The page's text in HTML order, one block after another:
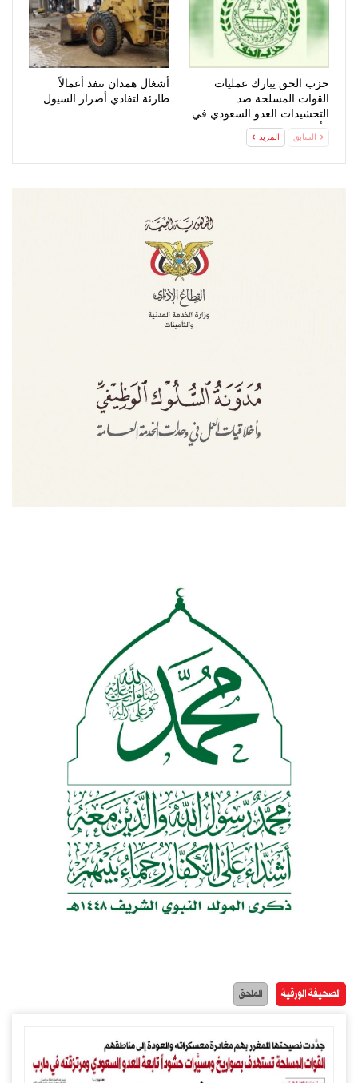
حزب الحق يبارك عمليات
القوات المسلحة ضد
التحشيدات العدو السعودي في
مأرب وحضرموت
أشغال همدان تنفذ أعمالاً
طارئة لتفادي أضرار السيول
السابق المزيد
الصحيفة الورقية الملحق